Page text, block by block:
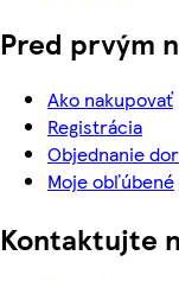
Pred prvým
Ako nakupovať
Registrácia
Objednanie
Moje obľúbené
Kontaktujte